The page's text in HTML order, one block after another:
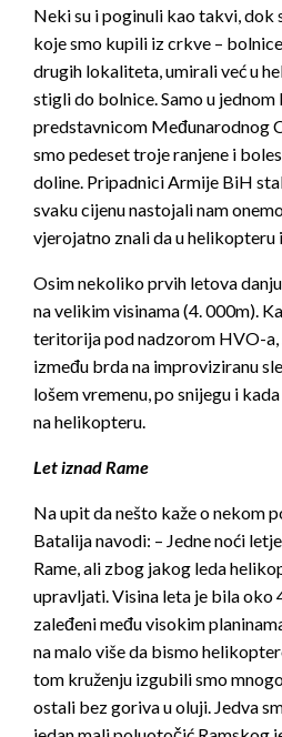
Neki su i poginuli kao takvi, dok
koje smo kupili iz crkve –
drugih lokaliteta, umirali već u
stigli do bolnice. Samo u jednom
predstavnicom Međunarodnog
smo pedeset troje ranjene i
doline. Pripadnici Armije BiH
svaku cijenu nastojali nam
vjerojatno znali da u helikopteru
Osim nekoliko prvih letova
na velikim visinama (4. 000m).
teritorija pod nadzorom HVO-a,
između brda na improviziranu
lošem vremenu, po snijegu i
na helikopteru.
Let iznad Rame
Na upit da nešto kaže o nekom
Batalija navodi: – Jedne noći
Rame, ali zbog jakog leda
upravljati. Visina leta je bila oko
zaleđeni među visokim
na malo više da bismo
tom kruženju izgubili smo
ostali bez goriva u oluji. Jedva